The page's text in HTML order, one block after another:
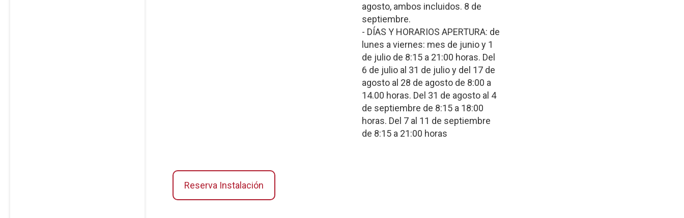
agosto, ambos incluidos. 8 de
septiembre.
- DÍAS Y HORARIOS APERTURA: de
lunes a viernes: mes de junio y 1
de julio de 8:15 a 21:00 horas. Del
6 de julio al 31 de julio y del 17 de
agosto al 28 de agosto de 8:00 a
14.00 horas. Del 31 de agosto al 4
de septiembre de 8:15 a 18:00
horas. Del 7 al 11 de septiembre
de 8:15 a 21:00 horas
Reserva Instalación